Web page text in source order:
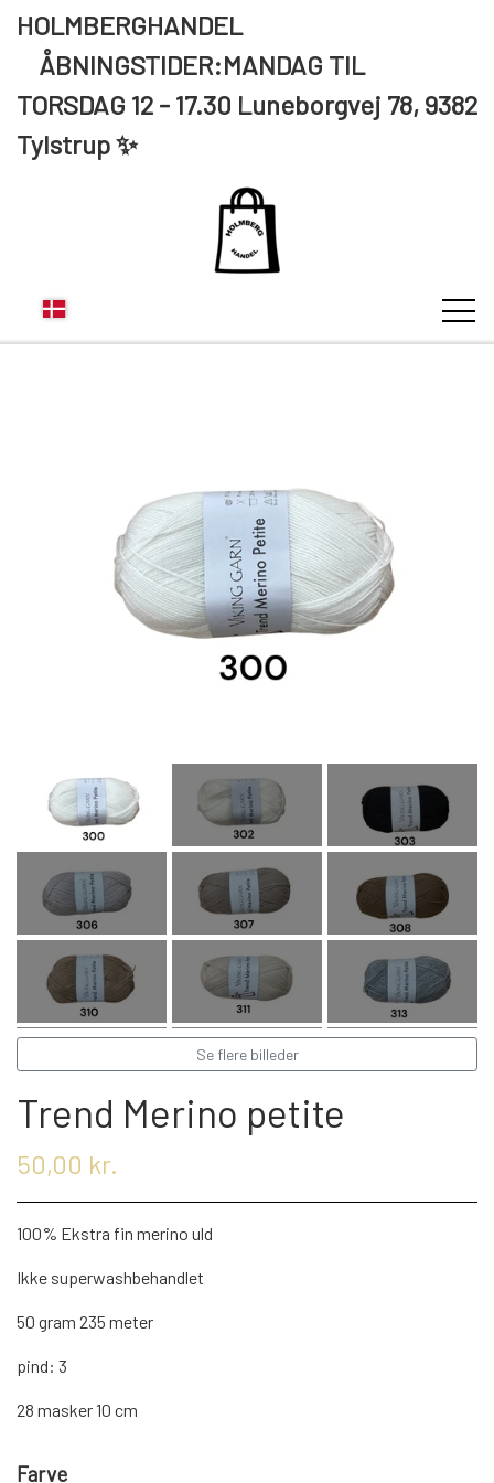
HOLMBERGHANDEL
ÅBNINGSTIDER:MANDAG TIL
TORSDAG 12 - 17.30 Luneborgvej 78, 9382
Tylstrup ✨
OM OS
KONTAKT OS
MARKEDER
ARRANGEMENTER
OLIE
KATEGORIER
KRYDDERIER
KARRY KRYDDERIER
VIKINGEGARN
STRIKKE TILBEHØR
Se flere billeder
Trend Merino petite
50,00 kr.
100% Ekstra fin merino uld
Ikke superwashbehandlet
50 gram 235 meter
pind: 3
28 masker 10 cm
Farve